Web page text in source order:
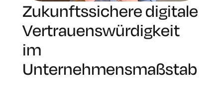
Zukunftssichere digitale
Vertrauenswürdigkeit
im
Unternehmensmaßstab